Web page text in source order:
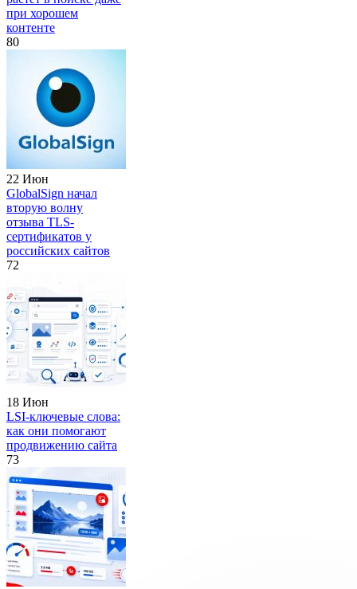
при хорошем
контенте
80
22 Июн
GlobalSign начал
вторую волну
отзыва TLS-
сертификатов у
российских сайтов
72
18 Июн
LSI-ключевые слова:
как они помогают
продвижению сайта
73